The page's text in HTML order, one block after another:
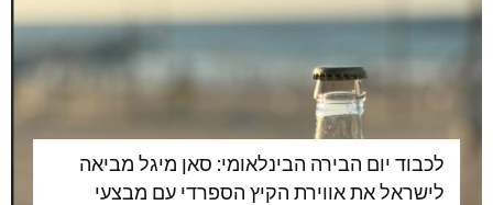
לכבוד יום הבירה הבינלאומי: סאן מיגל מביאה
לישראל את אווירת הקיץ הספרדי עם מבצעי